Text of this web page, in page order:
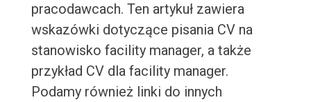
pracodawcach. Ten artykuł zawiera
wskazówki dotyczące pisania CV na
stanowisko facility manager, a także
przykład CV dla facility manager.
Podamy również linki do innych